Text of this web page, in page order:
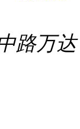
路万达